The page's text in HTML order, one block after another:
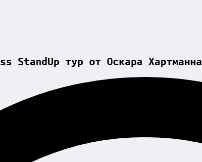
StandUp тур от Оскара Хартманна